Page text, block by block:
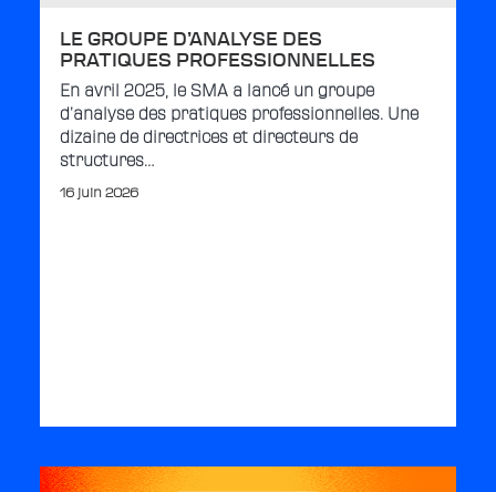
LE GROUPE D’ANALYSE DES
PRATIQUES PROFESSIONNELLES
En avril 2025, le SMA a lancé un groupe
d’analyse des pratiques professionnelles. Une
dizaine de directrices et directeurs de
structures…
16 juin 2026